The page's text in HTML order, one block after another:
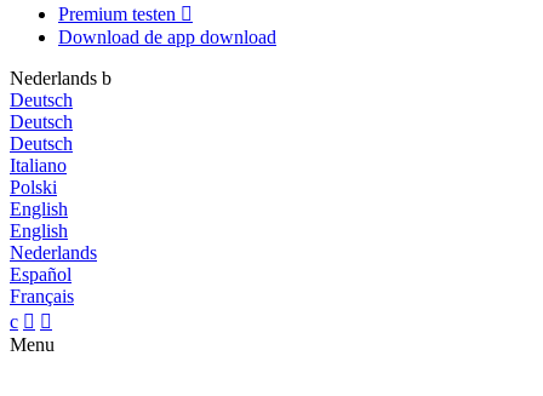
Premium testen 
Download de app download
Nederlands b
Deutsch
Deutsch
Deutsch
Italiano
Polski
English
English
Nederlands
Español
Français
c  
Menu